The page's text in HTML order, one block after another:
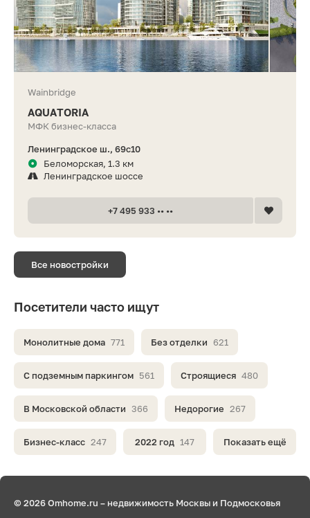
Wainbridge
AQUATORIA
МФК бизнес-класса
Ленинградское ш., 69с10
Беломорская, 1.3 км
Ленинградское шоссе
+7 495 933 •• ••
Все новостройки
Посетители часто ищут
Монолитные дома 771 Без отделки 621
С подземным паркингом 561 Строящиеся 480
В Московской области 366 Недорогие 267
Бизнес-класс 247 2022 год 147 Показать ещё
© 2026 Omhome.ru – недвижимость Москвы и Подмосковья